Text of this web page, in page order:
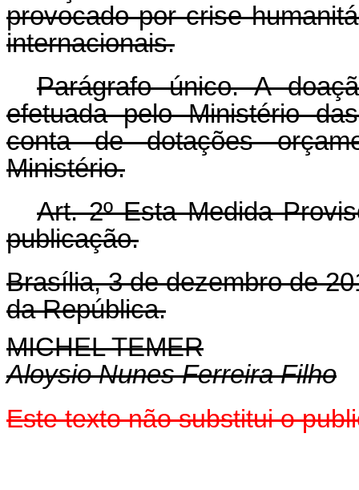
provocado por crise
internacionais.
Parágrafo único. A
efetuada pelo Ministério
conta de dotações
Ministério.
Art. 2º Esta Medida
publicação.
Brasília, 3 de dezembro de
da República.
MICHEL TEMER
Aloysio Nunes Ferreira Filho
Este texto não substitui o